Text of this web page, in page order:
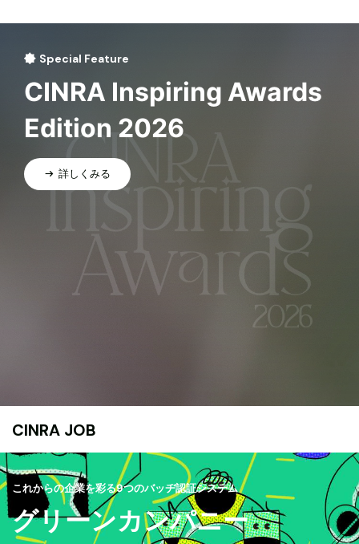
Special Feature
CINRA Inspiring Awards
Edition 2026
詳しくみる
CINRA JOB
これからの企業を彩る9つのバッヂ認証システム
グリーンカンパニー